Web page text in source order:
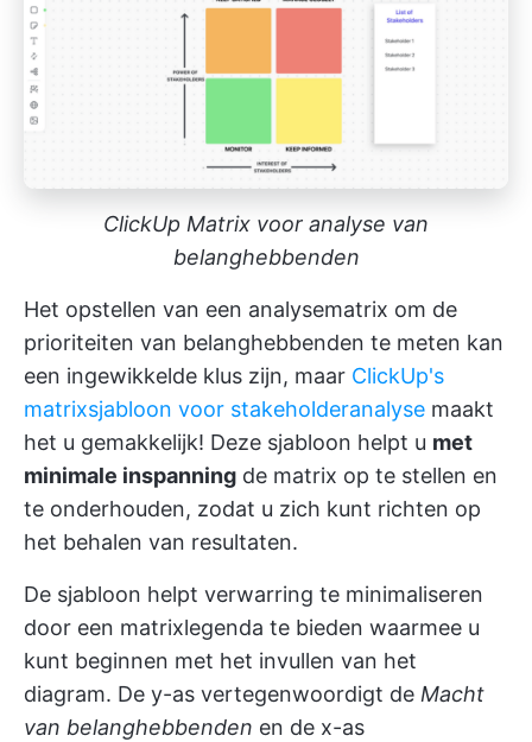
ClickUp Matrix voor analyse van
belanghebbenden
Het opstellen van een analysematrix om de
prioriteiten van belanghebbenden te meten kan
een ingewikkelde klus zijn, maar ClickUp's
matrixsjabloon voor stakeholderanalyse maakt
het u gemakkelijk! Deze sjabloon helpt u met
minimale inspanning de matrix op te stellen en
te onderhouden, zodat u zich kunt richten op
het behalen van resultaten.
De sjabloon helpt verwarring te minimaliseren
door een matrixlegenda te bieden waarmee u
kunt beginnen met het invullen van het
diagram. De y-as vertegenwoordigt de Macht
van belanghebbenden en de x-as